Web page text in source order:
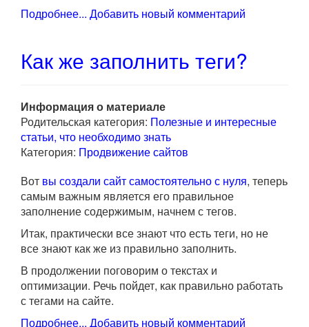
Подробнее... Добавить новый комментарий
Как же заполнить теги?
Информация о материале
Родительская категория: Полезные и интересные
статьи, что необходимо знать
Категория: Продвижение сайтов
Вот вы создали сайт самостоятельно с нуля, теперь
самым важным является его правильное
заполнение содержимым, начнем с тегов.
Итак, практически все знают что есть теги, но не
все знают как же из правильно заполнить.
В продолжении поговорим о текстах и
оптимизации. Речь пойдет, как правильно работать
с тегами на сайте.
Подробнее... Добавить новый комментарий